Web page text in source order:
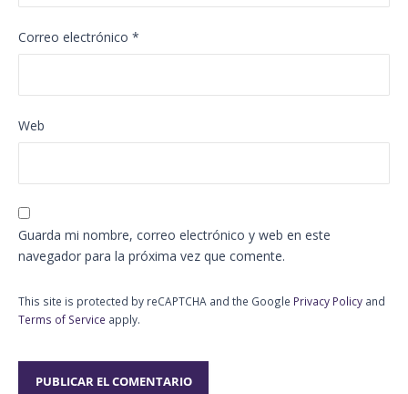
Correo electrónico *
Web
Guarda mi nombre, correo electrónico y web en este
navegador para la próxima vez que comente.
This site is protected by reCAPTCHA and the Google Privacy Policy and
Terms of Service apply.